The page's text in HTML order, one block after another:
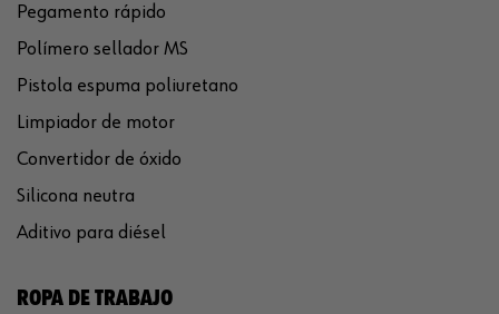
Pegamento rápido
Polímero sellador MS
Pistola espuma poliuretano
Limpiador de motor
Convertidor de óxido
Silicona neutra
Aditivo para diésel
ROPA DE TRABAJO